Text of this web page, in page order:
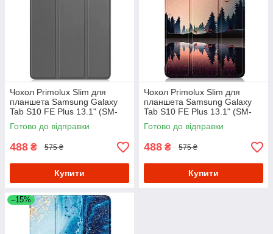
Чохол Primolux Slim для
планшета Samsung Galaxy
Tab S10 FE Plus 13.1" (SM-
X620 / SM-X626) - Grey
Готово до відправки
488 ₴ 575 ₴
Купити
Чохол Primolux Slim для
планшета Samsung Galaxy
Tab S10 FE Plus 13.1" (SM-
X620 / SM-X626) - Nature
Готово до відправки
488 ₴ 575 ₴
Купити
–15%